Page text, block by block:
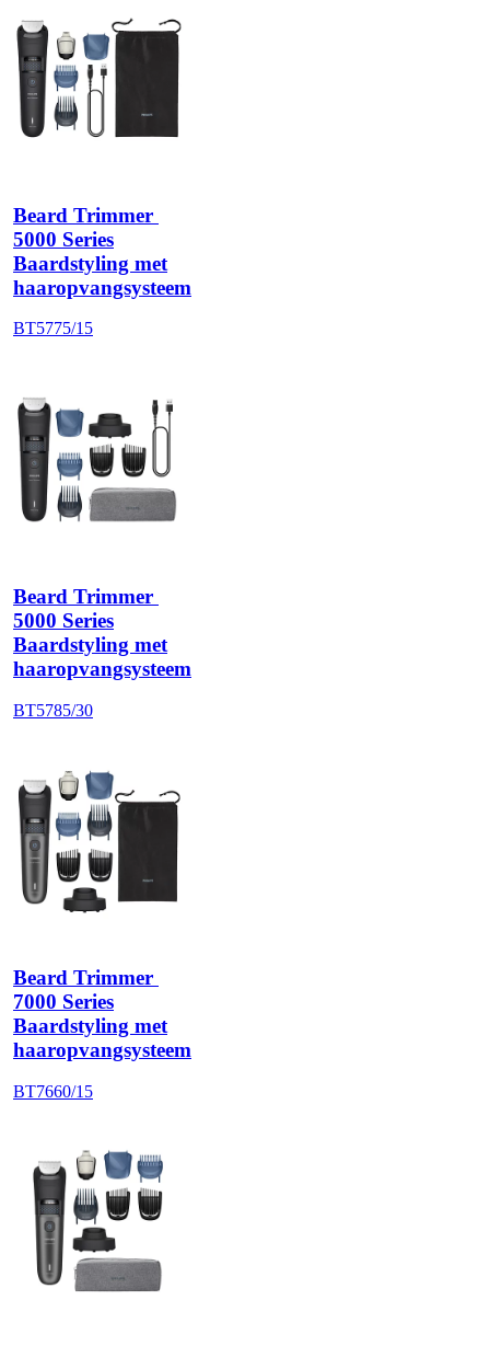
Beard Trimmer
5000 Series
Baardstyling met
haaropvangsysteem
BT5775/15
Beard Trimmer
5000 Series
Baardstyling met
haaropvangsysteem
BT5785/30
Beard Trimmer
7000 Series
Baardstyling met
haaropvangsysteem
BT7660/15